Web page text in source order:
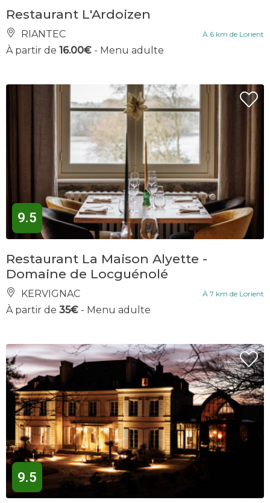
Restaurant L'Ardoizen
RIANTEC À 6 km de Lorient
À partir de 16.00€ - Menu adulte
9.5
Restaurant La Maison Alyette -
Domaine de Locguénolé
KERVIGNAC À 7 km de Lorient
À partir de 35€ - Menu adulte
9.5